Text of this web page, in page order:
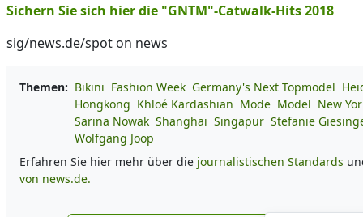
Sichern Sie sich hier die "GNTM"-Catwalk-Hits 2018
sig/news.de/spot on news
Themen: Bikini Fashion Week Germany's Next Topmodel
Hongkong Khloé Kardashian Mode Model New
Sarina Nowak Shanghai Singapur Stefanie
Wolfgang Joop
Erfahren Sie hier mehr über die journalistischen Standards
von news.de.